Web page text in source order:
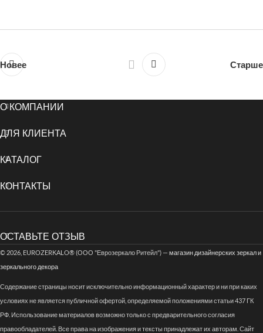
Новее Старше
О КОМПАНИИ
ДЛЯ КЛИЕНТА
КАТАЛОГ
КОНТАКТЫ
ОСТАВЬТЕ ОТЗЫВ
© 2026, EUROZERKALO® (ООО "Еврозеркало Ритейл") —магазин дизайнерских зеркал и
зеркального декора
Содержание страницы носит исключительно информационный характер и ни при каких
условиях не является публичной офертой, определяемой положениями статьи 437 ГК
РФ. Использование материалов возможно только с предварительного согласия
правообладателей. Все права на изображения и тексты принадлежат их авторам. Сайт